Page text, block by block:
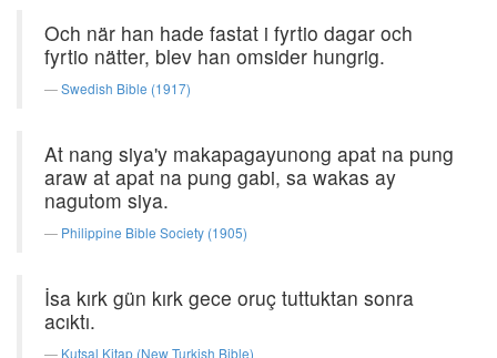
Och när han hade fastat i fyrtio dagar och
fyrtio nätter, blev han omsider hungrig.
Swedish Bible (1917)
At nang siya'y makapagayunong apat na pung
araw at apat na pung gabi, sa wakas ay
nagutom siya.
Philippine Bible Society (1905)
İsa kırk gün kırk gece oruç tuttuktan sonra
acıktı.
Kutsal Kitap (New Turkish Bible)